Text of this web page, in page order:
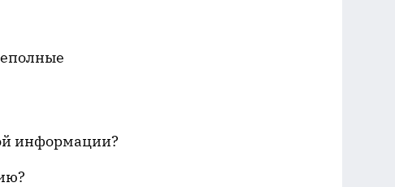
информации?